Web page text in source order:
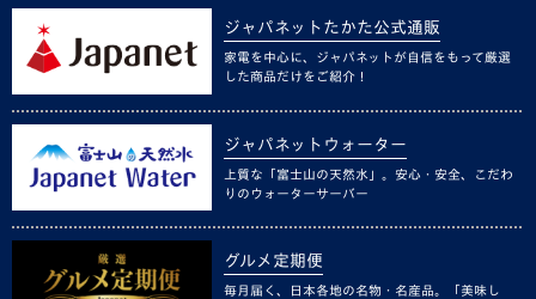
ジャパネットたかた公式通販
家電を中心に、ジャパネットが自信をもって厳選
した商品だけをご紹介！
ジャパネットウォーター
上質な「富士山の天然水」。安心・安全、こだわ
りのウォーターサーバー
グルメ定期便
毎月届く、日本各地の名物・名産品。「美味し